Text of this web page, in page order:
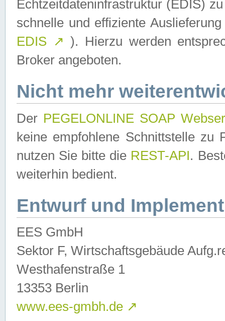
Echtzeitdateninfrastruktur (EDIS)
schnelle und effiziente
EDIS ↗ ). Hierzu werden
Broker angeboten.
Nicht mehr
Der PEGELONLINE SOAP
keine empfohlene Schnittstelle zu
nutzen Sie bitte die REST-API.
weiterhin bedient.
Entwurf und
EES GmbH
Sektor F, Wirtschaftsgebäude
Westhafenstraße 1
13353 Berlin
www.ees-gmbh.de ↗